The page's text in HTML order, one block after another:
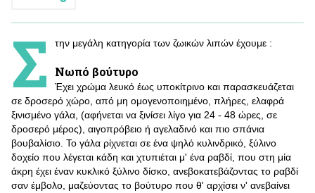
Σ την μεγάλη κατηγορία των ζωικών λιπών έχουμε :
Νωπό βούτυρο
Έχει χρώμα λευκό έως υποκίτρινο και παρασκευάζεται
σε δροσερό χώρο, από μη ομογενοποιημένο, πλήρες, ελαφρά
ξινισμένο γάλα, (αφήνεται να ξινίσει λίγο για 24 - 48 ώρες, σε
δροσερό μέρος), αιγοπρόβειο ή αγελαδινό και πιο σπάνια
βουβαλίσιο. Το γάλα ρίχνεται σε ένα ψηλό κυλινδρικό, ξύλινο
δοχείο που λέγεται κάδη και χτυπιέται μ' ένα ραβδί, που στη μία
άκρη έχει έναν κυκλικό ξύλινο δίσκο, ανεβοκατεβάζοντας το ραβδί
σαν έμβολο, μαζεύοντας το βούτυρο που θ' αρχίσει ν' ανεβαίνει